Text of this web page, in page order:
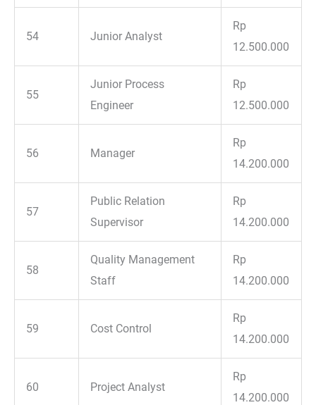
54 Junior Analyst
Rp
12.500.000
55
Junior Process
Engineer
Rp
12.500.000
56 Manager
Rp
14.200.000
57
Public Relation
Supervisor
Rp
14.200.000
58
Quality Management
Staff
Rp
14.200.000
59 Cost Control
Rp
14.200.000
60 Project Analyst
Rp
14.200.000